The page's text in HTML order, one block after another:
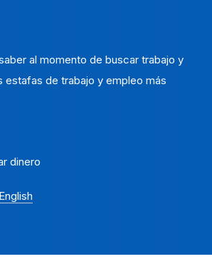
al momento de buscar trabajo y
estafas de trabajo y empleo más
dinero